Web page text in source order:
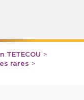
TETECOU >
rares >